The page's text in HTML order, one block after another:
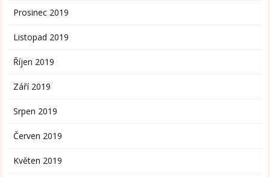
Prosinec 2019
Listopad 2019
Říjen 2019
Září 2019
Srpen 2019
Červen 2019
Květen 2019